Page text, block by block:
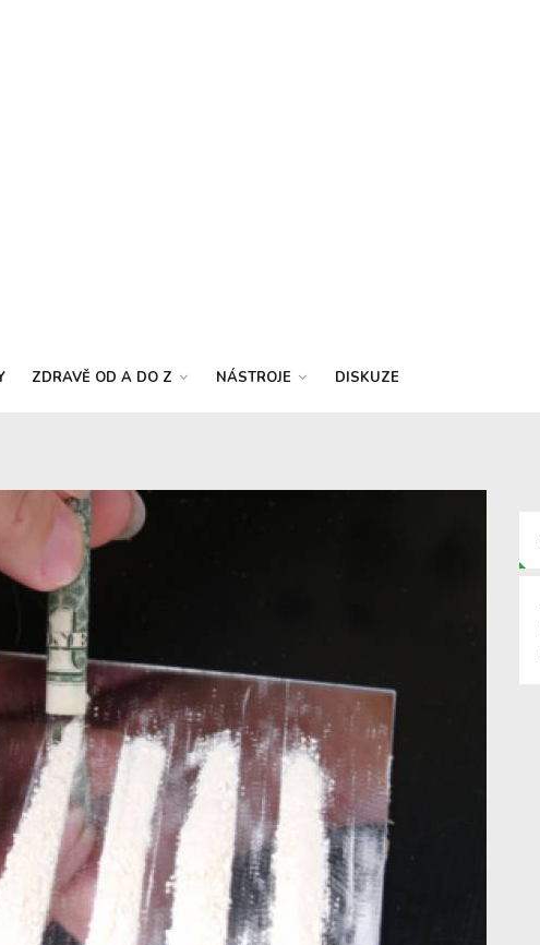
ZDRAVĚ OD A DO Z NÁSTROJE DISKUZE